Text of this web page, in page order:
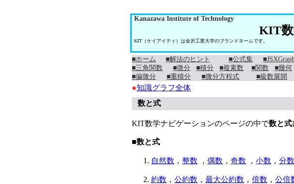
Kanazawa Institute of Technology
KIT
KIT（ケイアイティ）は金沢工業大学のブランドネームです。
■ホーム ■解法のヒント ■公式集
■三角関数
■微分 ■積分 ■複素数 ■関数 ■幾何
■偏微分
■重積分 ■微分方程式 ■級数展開
●知識グラフ全体
数と式
KIT数学ナビゲーションのページの中で数と式
■数と式
自然数 ， 整数 ， 偶数 ， 奇数 ， 小数 ， 分数
約数 ， 公約数 ， 最大公約数 ， 倍数 ， 公倍